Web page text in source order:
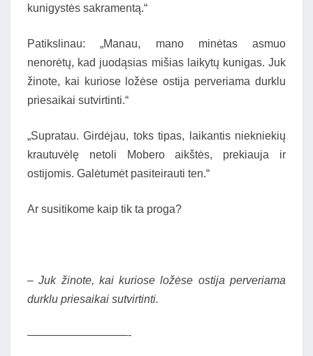
kunigystės sakramentą.“
Patikslinau: „Manau, mano minėtas asmuo
nenorėtų, kad juodąsias mišias laikytų kunigas. Juk
žinote, kai kuriose ložėse ostija perveriama durklu
priesaikai sutvirtinti.“
„Supratau. Girdėjau, toks tipas, laikantis niekniekių
krautuvėlę netoli Mobero aikštės, prekiauja ir
ostijomis. Galėtumėt pasiteirauti ten.“
Ar susitikome kaip tik ta proga?
– Juk žinote, kai kuriose ložėse ostija perveriama
durklu priesaikai sutvirtinti.
—————————-